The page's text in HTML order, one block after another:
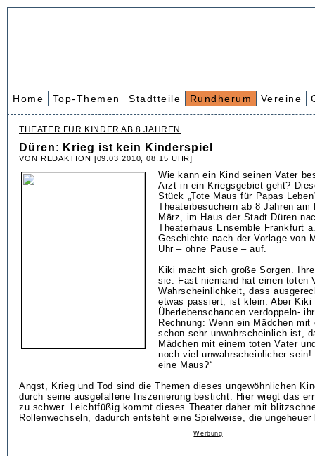
Home Top-Themen Stadtteile Rundherum Vereine
THEATER FÜR KINDER AB 8 JAHREN
Düren: Krieg ist kein Kinderspiel
VON REDAKTION [09.03.2010, 08.15 UHR]
Wie kann ein Kind seinen Vater
Arzt in ein Kriegsgebiet geht?
Stück „Tote Maus für Papas
Theaterbesuchern ab 8 Jahren am
März, im Haus der Stadt Düren
Theaterhaus Ensemble Frankfurt
Geschichte nach der Vorlage von
Uhr – ohne Pause – auf.
Kiki macht sich große Sorgen.
sie. Fast niemand hat einen toten
Wahrscheinlichkeit, dass
etwas passiert, ist klein. Aber Kiki
Überlebenschancen verdoppeln-
Rechnung: Wenn ein Mädchen
schon sehr unwahrscheinlich ist,
Mädchen mit einem toten Vater
noch viel unwahrscheinlicher sein!
eine Maus?“
Angst, Krieg und Tod sind die Themen dieses ungewöhnlichen
durch seine ausgefallene Inszenierung besticht. Hier wiegt das
zu schwer. Leichtfüßig kommt dieses Theater daher mit
Rollenwechseln, dadurch entsteht eine Spielweise, die
Werbung